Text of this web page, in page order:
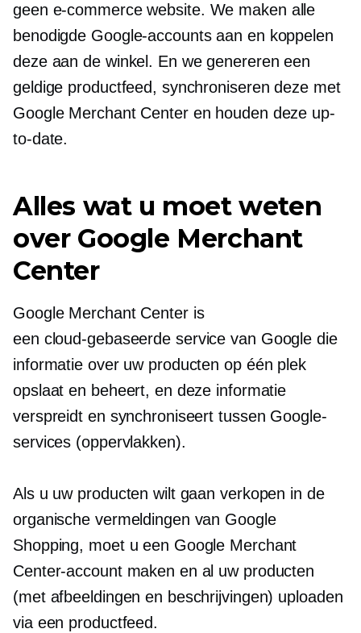
geen e-commercewebsite. We maken alle
benodigde Google-accounts aan en koppelen
deze aan de winkel. En we genereren een
geldige productfeed, synchroniseren deze met
Google Merchant Center en houden deze up-
to-date.
Alles wat u moet weten
over Google Merchant
Center
Google Merchant Center is
een cloud-gebaseerde service van Google die
informatie over uw producten op één plek
opslaat en beheert, en deze informatie
verspreidt en synchroniseert tussen Google-
services (oppervlakken).
Als u uw producten wilt gaan verkopen in de
organische vermeldingen van Google
Shopping, moet u een Google Merchant
Center-account maken en al uw producten
(met afbeeldingen en beschrijvingen) uploaden
via een productfeed.